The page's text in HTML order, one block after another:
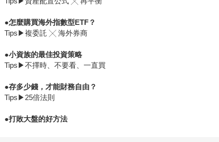
●怎麼購買海外指數型ETF？
Tips▶複委託 ╳ 海外券商
●小資族的最佳投資策略
Tips▶不擇時、不要看、一直買
●存多少錢，才能財務自由？
Tips▶25倍法則
●打敗大盤的好方法